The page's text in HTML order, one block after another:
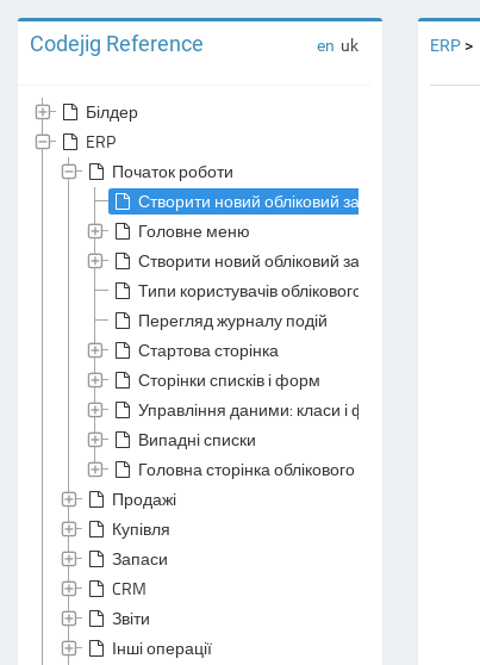
Codejig Reference en uk
Білдер
ERP
Початок роботи
Створити новий обліковий запис
Головне меню
Створити новий обліковий запис компанії
Типи користувачів облікового запису компанії
Перегляд журналу подій
Стартова сторінка
Сторінки списків і форм
Управління даними: класи і файли даних
Випадні списки
Головна сторінка облікового запису
Продажі
Купівля
Запаси
CRM
Звіти
Інші операції
ERP